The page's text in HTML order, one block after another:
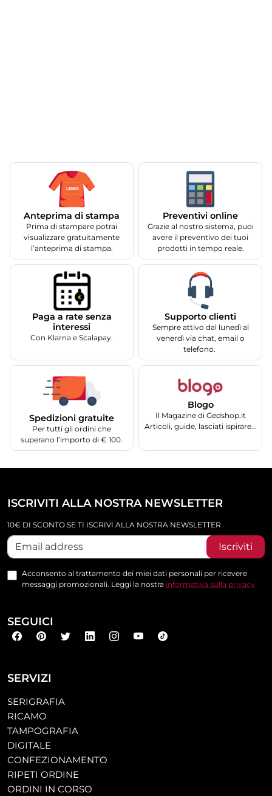
Anteprima di stampa
Prima di stampare potrai
visualizzare gratuitamente
l’anteprima di stampa.
Preventivi online
Grazie al nostro sistema, puoi
avere il preventivo dei tuoi
prodotti in tempo reale.
Paga a rate senza
interessi
Con Klarna e Scalapay.
Supporto clienti
Sempre attivo dal lunedì al
venerdì via chat, email o
telefono.
Spedizioni gratuite
Per tutti gli ordini che
superano l’importo di € 100.
Blogo
Il Magazine di Gedshop.it
Articoli, guide, lasciati ispirare...
SERVIZI
SERIGRAFIA
RICAMO
TAMPOGRAFIA
DIGITALE
CONFEZIONAMENTO
RIPETI ORDINE
ORDINI IN CORSO
ISCRIVITI ALLA NOSTRA NEWSLETTER
10€ DI SCONTO SE TI ISCRIVI ALLA NOSTRA NEWSLETTER
Iscriviti
Acconsento al trattamento dei miei dati personali per ricevere
messaggi promozionali. Leggi la nostra informativa sulla privacy
SEGUICI